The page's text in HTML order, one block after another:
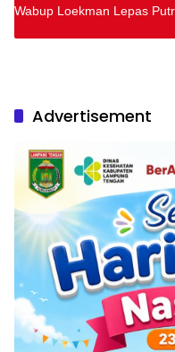
Wabup Loekman Lepas
Advertisement